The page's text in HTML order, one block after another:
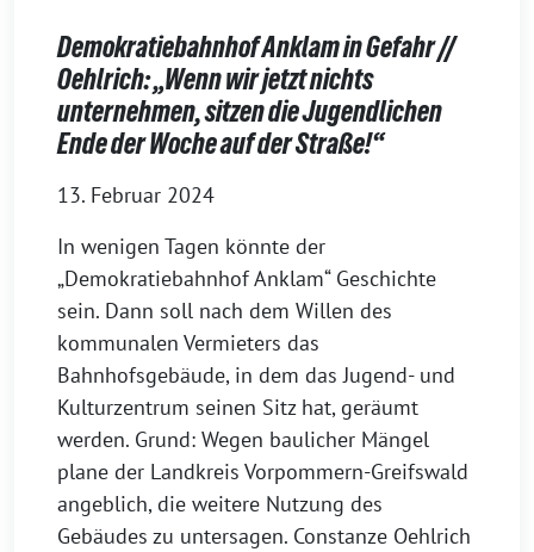
Demokratiebahnhof Anklam in Gefahr //
Oehlrich: „Wenn wir jetzt nichts
unternehmen, sitzen die Jugendlichen
Ende der Woche auf der Straße!“
13. Februar 2024
In wenigen Tagen könnte der
„Demokratiebahnhof Anklam“ Geschichte
sein. Dann soll nach dem Willen des
kommunalen Vermieters das
Bahnhofsgebäude, in dem das Jugend- und
Kulturzentrum seinen Sitz hat, geräumt
werden. Grund: Wegen baulicher Mängel
plane der Landkreis Vorpommern-Greifswald
angeblich, die weitere Nutzung des
Gebäudes zu untersagen. Constanze Oehlrich